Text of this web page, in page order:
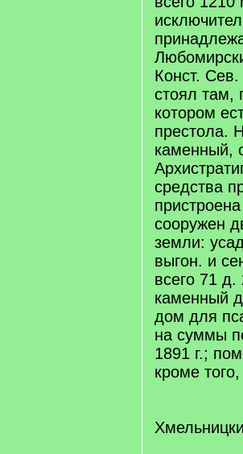
Конст.
стоял там,
котором
престола.
каменный,
средства
сооружен
земли:
выгон. и
всего 71
каменный
дом для
на суммы
1891 г.;
кроме